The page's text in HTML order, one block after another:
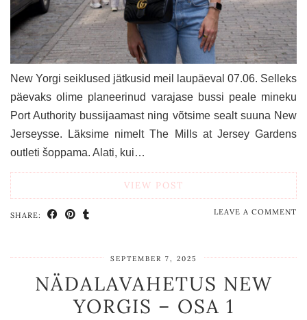
New Yorgi seiklused jätkusid meil laupäeval 07.06. Selleks
päevaks olime planeerinud varajase bussi peale mineku
Port Authority bussijaamast ning võtsime sealt suuna New
Jerseysse. Läksime nimelt The Mills at Jersey Gardens
outleti šoppama. Alati, kui…
VIEW POST
SHARE: LEAVE A COMMENT
SEPTEMBER 7, 2025
NÄDALAVAHETUS NEW
YORGIS – OSA 1